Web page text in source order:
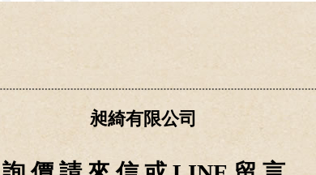
昶綺有限公司